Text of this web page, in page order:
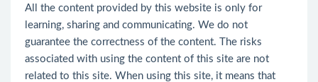
All the content provided by this website is only for
learning, sharing and communicating. We do not
guarantee the correctness of the content. The risks
associated with using the content of this site are not
related to this site. When using this site, it means that